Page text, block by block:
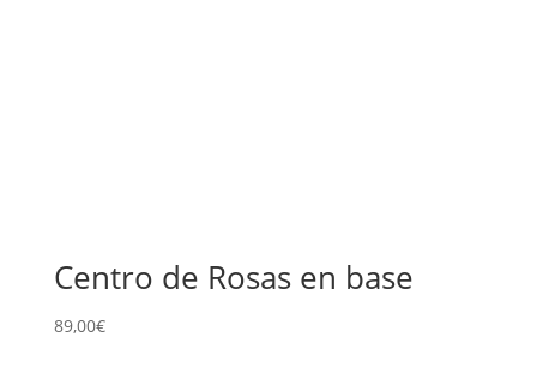
Centro de Rosas en base
89,00€